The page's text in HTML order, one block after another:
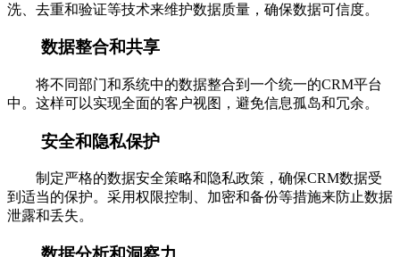
洗、去重和验证等技术来维护数据质量，确保数据可信度。
数据整合和共享
将不同部门和系统中的数据整合到一个统一的CRM平台
中。这样可以实现全面的客户视图，避免信息孤岛和冗余。
安全和隐私保护
制定严格的数据安全策略和隐私政策，确保CRM数据受
到适当的保护。采用权限控制、加密和备份等措施来防止数据
泄露和丢失。